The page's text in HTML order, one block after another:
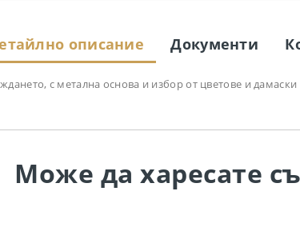
описание
с метална основа и избор от цветове и
Документи
Може да харесате